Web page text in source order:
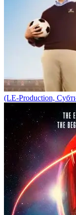
(LE-Production,